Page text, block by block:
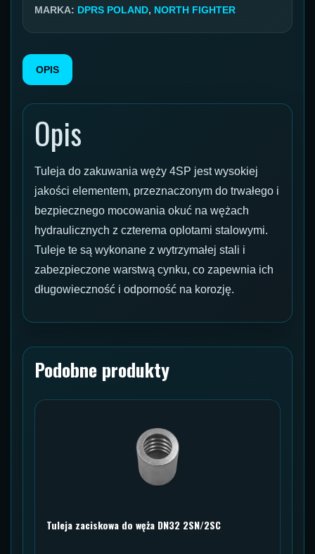
(5/8")
4SP
MARKA: DPRS POLAND, NORTH FIGHTER
OPIS
Opis
Tuleja do zakuwania węży 4SP jest wysokiej
jakości elementem, przeznaczonym do trwałego i
bezpiecznego mocowania okuć na wężach
hydraulicznych z czterema oplotami stalowymi.
Tuleje te są wykonane z wytrzymałej stali i
zabezpieczone warstwą cynku, co zapewnia ich
długowieczność i odporność na korozję.
Podobne produkty
Tuleja zaciskowa do węża DN32 2SN/2SC